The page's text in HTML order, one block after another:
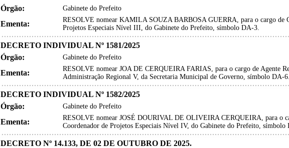
Órgão:
Gabinete do Prefeito
Ementa:
RESOLVE nomear KAMILA SOUZA BARBOSA GUERRA, para o cargo de
Projetos Especiais Nível III, do Gabinete do Prefeito, símbolo DA-3.
DECRETO INDIVIDUAL Nº 1581/2025
Órgão:
Gabinete do Prefeito
Ementa:
RESOLVE nomear JOA DE CERQUEIRA FARIAS, para o cargo de Agente
Administração Regional V, da Secretaria Municipal de Governo, símbolo DA-6.
DECRETO INDIVIDUAL Nº 1582/2025
Órgão:
Gabinete do Prefeito
Ementa:
RESOLVE nomear JOSÉ DOURIVAL DE OLIVEIRA CERQUEIRA, para o
Coordenador de Projetos Especiais Nível IV, do Gabinete do Prefeito, símbolo
DECRETO Nº 14.133, DE 02 DE OUTUBRO DE 2025.